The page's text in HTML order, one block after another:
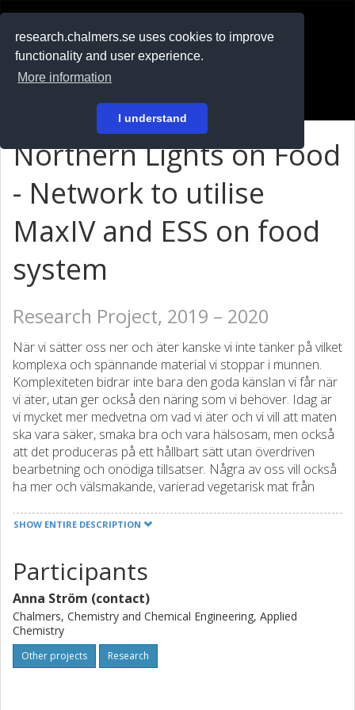
research.chalmers.se uses cookies to improve
functionality and user experience.
More information
I understand
På svenska
Northern Lights on Food
- Network to utilise
MaxIV and ESS on food
system
Research Project, 2019 – 2020
När vi sätter oss ner och äter kanske vi inte tänker på vilket
komplexa och spännande material vi stoppar i munnen.
Komplexiteten bidrar inte bara den goda känslan vi får när
vi äter, utan ger också den näring som vi behöver. Idag är
vi mycket mer medvetna om vad vi äter och vi vill att maten
ska vara säker, smaka bra och vara hälsosam, men också
att det produceras på ett hållbart sätt utan överdriven
bearbetning och onödiga tillsatser. Några av oss vill också
ha mer och välsmakande, varierad vegetarisk mat från
Sverige gör mycket stora investeringar i komplexa och
förstå matens struktur, vad som händer när vi äter och hur
näringen tas upp, och också vad som händer under
matlagning hemma och på fabriken. Vi kommer därför i
framtiden att kunna laga hälsosammare mat på ett hållbart
sätt! Vet du vad? Det kommer också att smaka bra och du
kommer inte att bli uttråkad eftersom vi kommer att kunna
SHOW ENTIRE DESCRIPTION
Participants
Anna Ström (contact)
Chalmers, Chemistry and Chemical Engineering, Applied
Chemistry
Other projects Research